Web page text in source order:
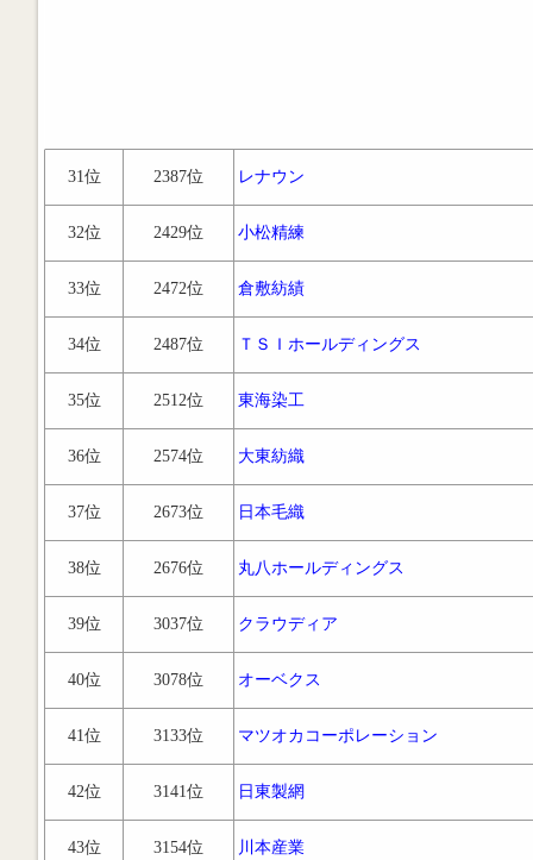
31位 2387位 レナウン
32位 2429位 小松精練
33位 2472位 倉敷紡績
34位 2487位 ＴＳＩホールディングス
35位 2512位 東海染工
36位 2574位 大東紡織
37位 2673位 日本毛織
38位 2676位 丸八ホールディングス
39位 3037位 クラウディア
40位 3078位 オーベクス
41位 3133位 マツオカコーポレーション
42位 3141位 日東製網
43位 3154位 川本産業